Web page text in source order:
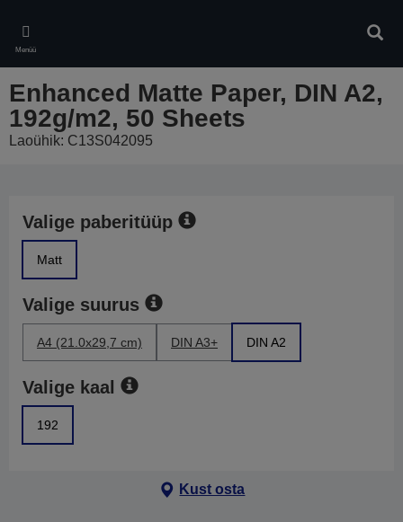
main
content
Menüü
Enhanced Matte Paper, DIN A2,
192g/m2, 50 Sheets
Laoühik: C13S042095
Valige paberitüüp
Matt
Valige suurus
A4 (21.0x29,7 cm) DIN A3+ DIN A2
Valige kaal
192
Kust osta